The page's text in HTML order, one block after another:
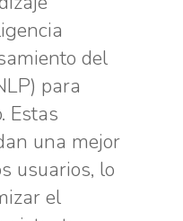
del
para
Estas
una mejor
usuarios, lo
el